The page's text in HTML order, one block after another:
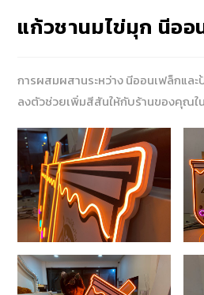
แก้วชานมไข่มุก นีออ
การผสมผสานระหว่าง นีออนเฟล็กแล
ลงตัวช่วยเพิ่มสีสันให้กับร้านของคุณใ